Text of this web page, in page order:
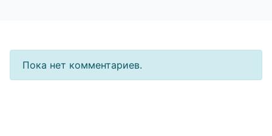
Пока нет комментариев.